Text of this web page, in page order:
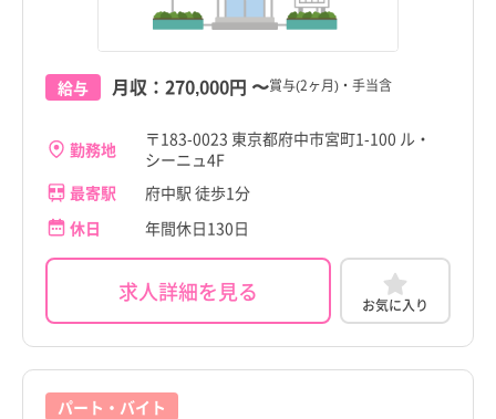
給与 月収： 270,000円 〜賞与(2ヶ月)・手当含
勤務地
〒183-0023 東京都府中市宮町1-100 ル・
シーニュ4F
最寄駅
府中駅 徒歩1分
休日
年間休日130日
求人詳細を見る お気に入り
パート・バイト